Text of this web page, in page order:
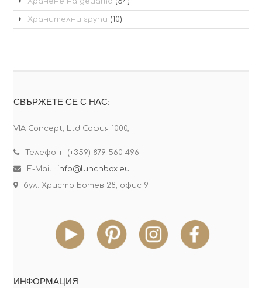
Хранителни групи (10)
СВЪРЖЕТЕ СЕ С НАС:
VIA Concept, Ltd София 1000,
Телефон : (+359) 879 560 496
E-Mail : info@lunchbox.eu
бул. Христо Ботев 28, офис 9
ИНФОРМАЦИЯ